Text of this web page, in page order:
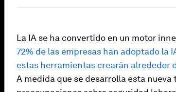
La IA se ha convertido en un motor
72% de las empresas han adoptado la
estas herramientas crearán alrededor
A medida que se desarrolla esta